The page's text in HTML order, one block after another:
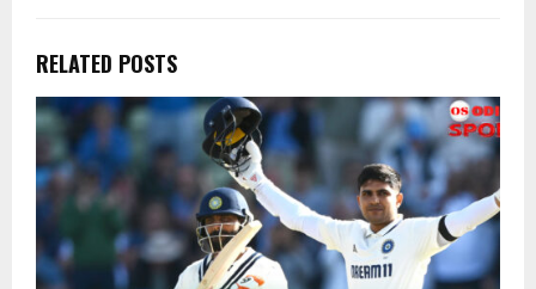
RELATED POSTS